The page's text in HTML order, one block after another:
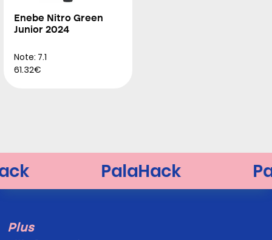
Enebe Nitro Green
Junior 2024
Note: 7.1
61.32€
Plus